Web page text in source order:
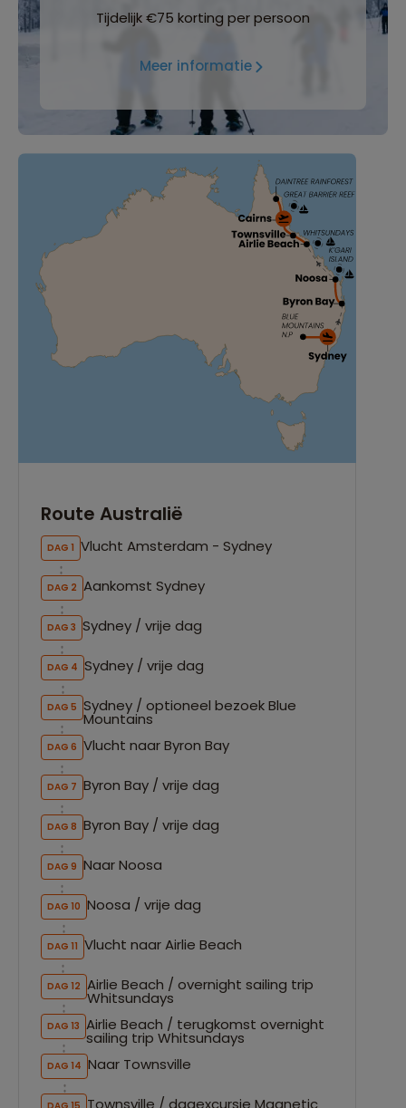
Tijdelijk €75 korting per persoon
Meer informatie
Route Australië
DAG 1 Vlucht Amsterdam - Sydney
DAG 2 Aankomst Sydney
DAG 3 Sydney / vrije dag
DAG 4 Sydney / vrije dag
DAG 5 Sydney / optioneel bezoek Blue
Mountains
DAG 6 Vlucht naar Byron Bay
DAG 7 Byron Bay / vrije dag
DAG 8 Byron Bay / vrije dag
DAG 9 Naar Noosa
DAG 10 Noosa / vrije dag
DAG 11 Vlucht naar Airlie Beach
DAG 12 Airlie Beach / overnight sailing trip
Whitsundays
DAG 13 Airlie Beach / terugkomst overnight
sailing trip Whitsundays
DAG 14 Naar Townsville